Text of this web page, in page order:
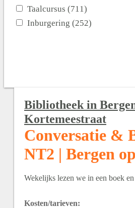
Taalcursus (711)
Inburgering (252)
Bibliotheek in
Kortemeestraat
Conversatie &
NT2 | Bergen
Wekelijks lezen we in een boek
Kosten/tarieven: